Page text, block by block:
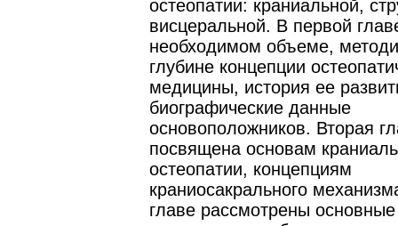
остеопатии: краниальной,
висцеральной. В первой
необходимом объеме,
глубине концепции
медицины, история ее
биографические данные
основоположников. Вторая
посвящена основам
остеопатии, концепциям
краниосакрального
главе рассмотрены